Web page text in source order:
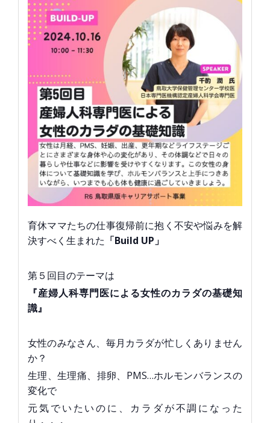
育休ママたちの仕事復帰前に抱く不安や悩みを解
決すべく生まれた 「Build UP」
第５回目のテーマは
『産婦人科専門医による女性のカラダの基礎知
識』
女性のみなさん、毎月カラダが忙しくありません
か？
生理、生理痛、排卵、PMS…ホルモンバランスの
変化で
元気でいたいのに、カラダが不調になった